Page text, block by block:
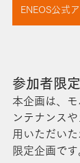
ENEOS公式
参加者限
本企画は、
ンテナンス
用いただい
限定企画です